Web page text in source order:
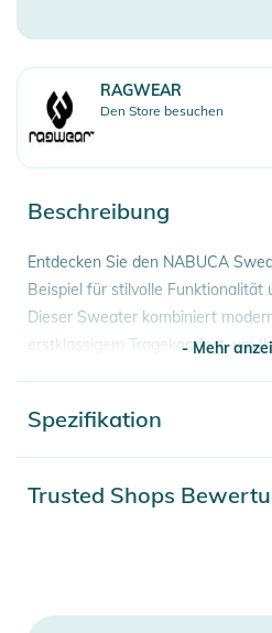
RAGWEAR
Den Store besuchen
Beschreibung
Entdecken Sie den NABUCA
Beispiel für stilvolle Funktionalität
Dieser Sweater kombiniert
erstklassigem Tragekomfort, um
Eigenschaften:
- Hochwertiges Material:
- Elegantes Design: Zeitloser
- Vielseitig kombinierbar: Ideal
- Mehr
Spezifikation
Trusted Shops